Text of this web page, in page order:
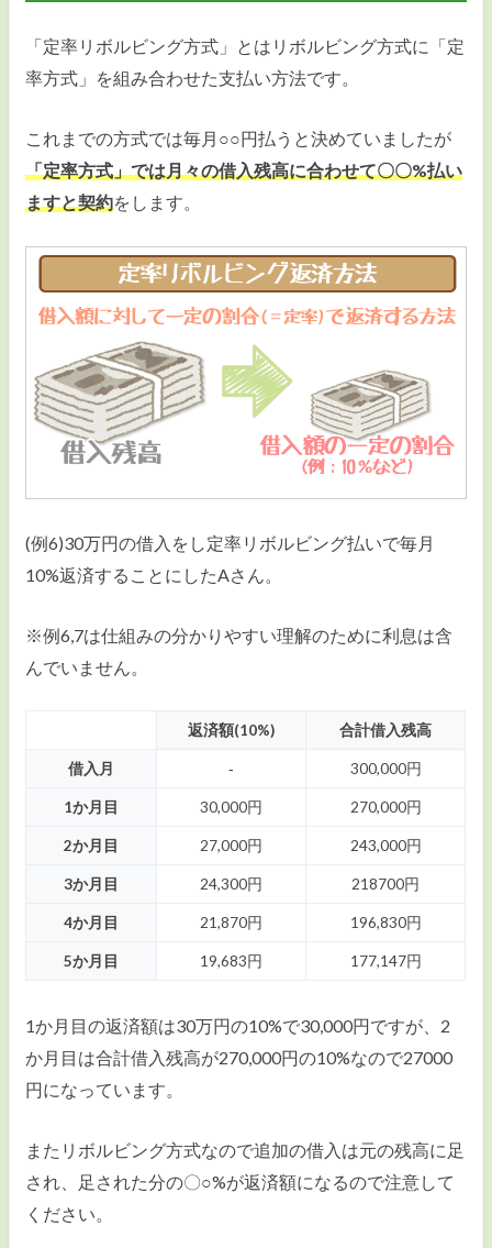
「定率リボルビング方式」とはリボルビング方式に「定
率方式」を組み合わせた支払い方法です。
これまでの方式では毎月○○円払うと決めていましたが
「定率方式」では月々の借入残高に合わせて〇〇%払い
ますと契約をします。
(例6)30万円の借入をし定率リボルビング払いで毎月
10%返済することにしたAさん。
※例6,7は仕組みの分かりやすい理解のために利息は含
んでいません。
返済額(10%) 合計借入残高
借入月 ‐ 300,000円
1か月目 30,000円 270,000円
2か月目 27,000円 243,000円
3か月目 24,300円 218700円
4か月目 21,870円 196,830円
5か月目 19,683円 177,147円
1か月目の返済額は30万円の10%で30,000円ですが、2
か月目は合計借入残高が270,000円の10%なので27000
円になっています。
またリボルビング方式なので追加の借入は元の残高に足
され、足された分の〇○%が返済額になるので注意して
ください。